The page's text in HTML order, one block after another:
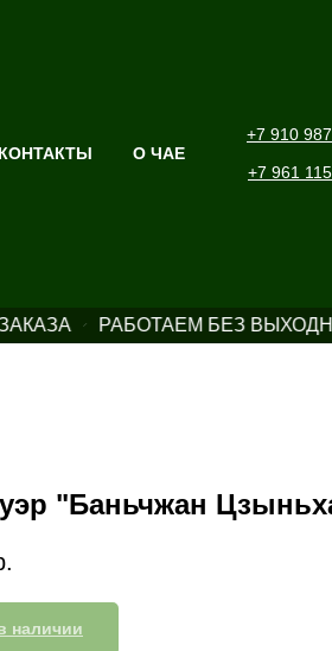
КОНТАКТЫ О ЧАЕ
+7 910
+7 961
РАБОТАЕМ БЕЗ
"Баньчжан
наличии